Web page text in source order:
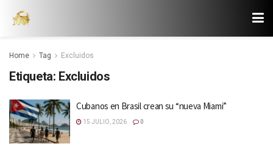
Home Tag Excluidos
Etiqueta: Excluidos
Cubanos en Brasil crean su “nueva Miami”
15 JULIO, 2026 0